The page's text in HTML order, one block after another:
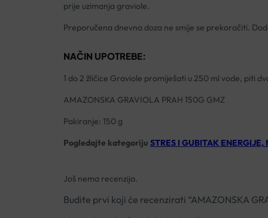
prije uzimanja graviole.
Preporučena dnevna doza ne smije se prekoračiti.
NAČIN UPOTREBE:
1 do 2 žličice Graviole promiješati u 250 ml vode, piti
AMAZONSKA GRAVIOLA PRAH 150G GMZ
Pakiranje: 150 g
Pogledajte kategoriju STRES I GUBITAK ENERGIJE,
Još nema recenzija.
Budite prvi koji će recenzirati “AMAZONSKA